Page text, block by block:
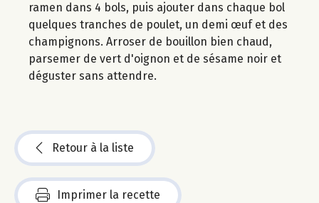
ramen dans 4 bols, puis ajouter dans chaque bol
quelques tranches de poulet, un demi œuf et des
champignons. Arroser de bouillon bien chaud,
parsemer de vert d'oignon et de sésame noir et
déguster sans attendre.
Retour à la liste
Imprimer la recette